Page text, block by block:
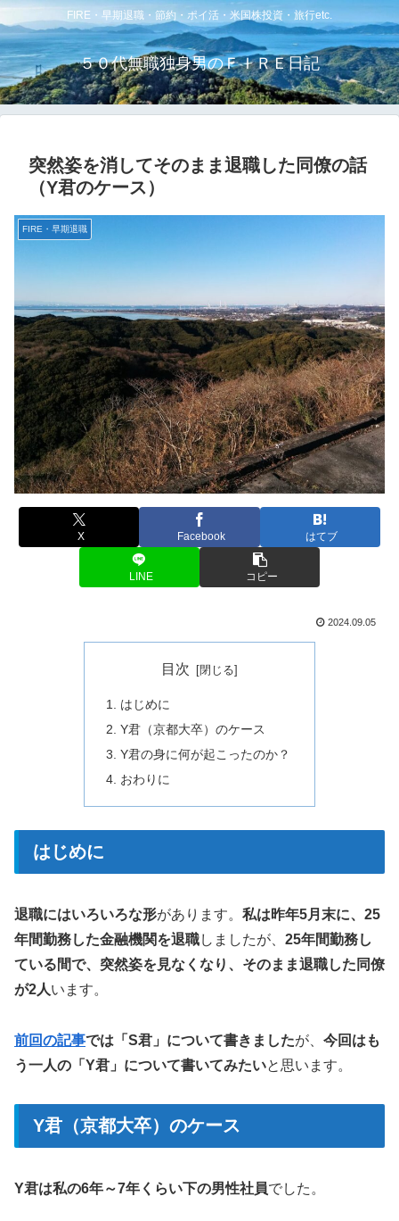
FIRE・早期退職・節約・ポイ活・米国株投資・旅行etc.
５０代無職独身男のＦＩＲＥ日記
突然姿を消してそのまま退職した同僚の話
（Y君のケース）
FIRE・早期退職
X Facebook はてブ
LINE コピー
2024.09.05
目次
はじめに
Y君（京都大卒）のケース
Y君の身に何が起こったのか？
おわりに
はじめに
退職にはいろいろな形があります。 私は昨年5月末に、25
年間勤務した金融機関を退職しましたが、 25年間勤務し
ている間で、突然姿を見なくなり、そのまま退職した同僚
が2人います。
前回の記事では「S君」について書きましたが、 今回はも
う一人の「Y君」について書いてみたいと思います。
Y君（京都大卒）のケース
Y君は私の6年～7年くらい下の男性社員でした。